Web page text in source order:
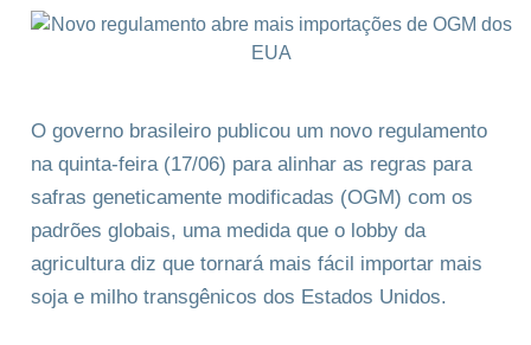
O governo brasileiro publicou um novo regulamento
na quinta-feira (17/06) para alinhar as regras para
safras geneticamente modificadas (OGM) com os
padrões globais, uma medida que o lobby da
agricultura diz que tornará mais fácil importar mais
soja e milho transgênicos dos Estados Unidos.